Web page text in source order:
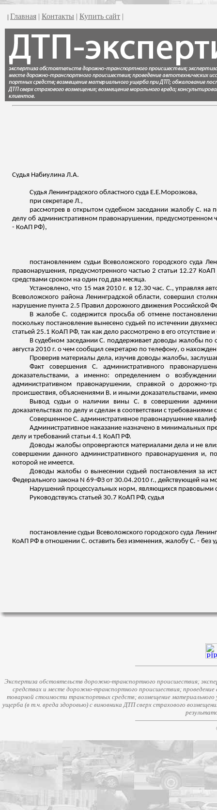
| Главная | Контакты | Купить сайт |
Судья Набиулина Л.А.
Судья Ленинградского областного суда Е.Е.Морозкова,
при секретаре Л.,
рассмотрев в открытом судебном заседании жалобу С. на
делу об административном правонарушении, предусмотренном
- КоАП РФ),
постановлением судьи Всеволожского городского суда
правонарушения, предусмотренного частью 2 статьи 12.27
средствами сроком на один год два месяца.
Установлено, что 15 мая 2010 г. в 12.30 час. С., управляя
Всеволожского района Ленинградской области, совершил
нарушение пункта 2.5 Правил дорожного движения Российской
В жалобе С. содержится просьба об отмене
поскольку постановление вынесено судьей по истечении
статьей 25.1 КоАП РФ, так как дело рассмотрено в его отсутствие
В судебном заседании С. поддерживает доводы жалобы по
августа 2010 г. о чем сообщил секретарю по телефону, о
Проверив материалы дела, изучив доводы жалобы,
Факт совершения С. административного
доказательствами, а именно: определением о
административном правонарушении, справкой о дорожно-
происшествия, объяснениями В. и иными доказательствами,
Вывод судьи о наличии вины С. в совершении
доказательствах по делу и сделан в соответствии с
Совершенное С. административное правонарушение
Административное наказание назначено в минимальных
делу и требований статьи 4.1 КоАП РФ.
Доводы жалобы опровергаются материалами дела и не
совершении данного административного правонарушения и,
которой не имеется.
Доводы жалобы о вынесении судьей постановления за
Федерального закона N 69-ФЗ от 30.04.2010 г., действующей на
Нарушений процессуальных норм, являющихся правовыми
Руководствуясь статьей 30.7 КоАП РФ, судья
постановление судьи Всеволожского городского суда
КоАП РФ в отношении С. оставить без изменения, жалобу С. - без
Экспертиза обстоятельств дорожно-транспортного происшествия;
средствах и месте дорожно-транспортного происшествия;
товарной стоимости транспортных средств; возмещение
ущерба (в т.ч. вреда здоровью) с виновника ДТП сверх страхового